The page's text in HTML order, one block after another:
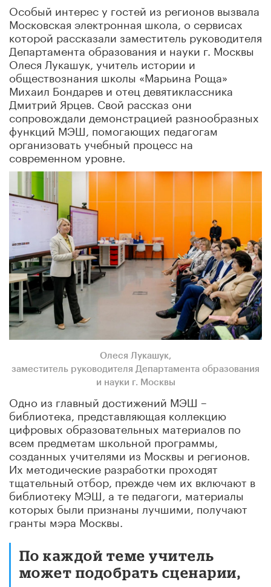
Особый интерес у гостей из регионов вызвала
Московская электронная школа, о сервисах
которой рассказали заместитель руководителя
Департамента образования и науки г. Москвы
Олеся Лукашук, учитель истории и
обществознания школы «Марьина Роща»
Михаил Бондарев и отец девятиклассника
Дмитрий Ярцев. Свой рассказ они
сопровождали демонстрацией разнообразных
функций МЭШ, помогающих педагогам
организовать учебный процесс на
современном уровне.
Олеся Лукашук,
заместитель руководителя Департамента образования
и науки г. Москвы
Одно из главный достижений МЭШ –
библиотека, представляющая коллекцию
цифровых образовательных материалов по
всем предметам школьной программы,
созданных учителями из Москвы и регионов.
Их методические разработки проходят
тщательный отбор, прежде чем их включают в
библиотеку МЭШ, а те педагоги, материалы
которых были признаны лучшими, получают
гранты мэра Москвы.
По каждой теме учитель
может подобрать сценарии,